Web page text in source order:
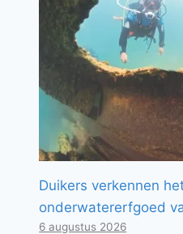
Duikers verkennen
onderwatererfgoed
6 augustus 2026